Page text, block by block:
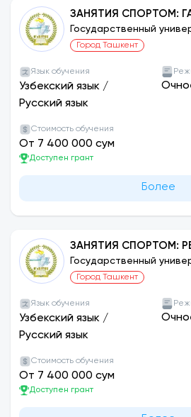
ЗАНЯТИЯ СПОРТОМ:
Государственный
воспитания и спорта
Город Ташкент
Язык обучения
Узбекский язык /
Русский язык
Стоимость обучения
От 7 400 000 сум
Доступен грант
Более
ЗАНЯТИЯ СПОРТОМ:
Государственный
воспитания и спорта
Город Ташкент
Язык обучения
Узбекский язык /
Русский язык
Стоимость обучения
От 7 400 000 сум
Доступен грант